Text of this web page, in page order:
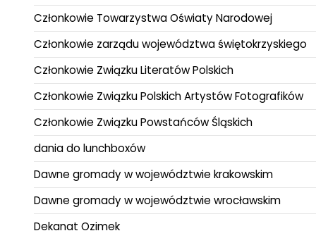
Członkowie Towarzystwa Oświaty Narodowej
Członkowie zarządu województwa świętokrzyskiego
Członkowie Związku Literatów Polskich
Członkowie Związku Polskich Artystów Fotografików
Członkowie Związku Powstańców Śląskich
dania do lunchboxów
Dawne gromady w województwie krakowskim
Dawne gromady w województwie wrocławskim
Dekanat Ozimek